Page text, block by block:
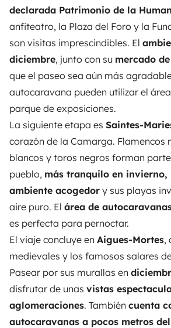
declarada Patrimonio de la
anfiteatro, la Plaza del Foro y la
son visitas imprescindibles. El
diciembre, junto con su mercado
que el paseo sea aún más
autocaravana pueden utilizar el
parque de exposiciones.
La siguiente etapa es Saintes-
corazón de la Camarga. Flamencos
blancos y toros negros forman
pueblo, más tranquilo en invierno,
ambiente acogedor y sus playas
aire puro. El área de
es perfecta para pernoctar.
El viaje concluye en Aigues-Mortes,
medievales y los famosos salares
Pasear por sus murallas en
disfrutar de unas vistas
aglomeraciones. También cuenta
autocaravanas a pocos metros